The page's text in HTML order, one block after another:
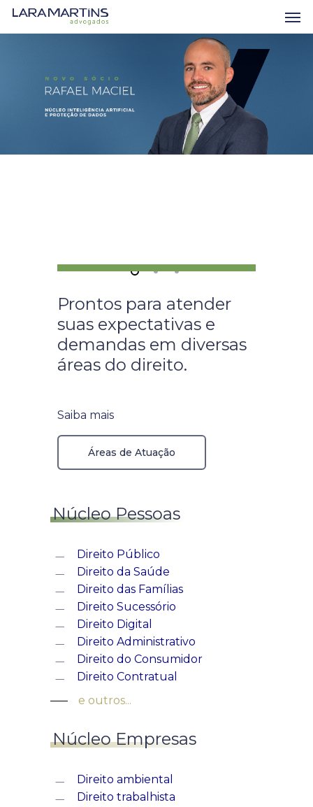
Skip
main
Prontos para atender
suas expectativas e
demandas em diversas
áreas do direito.
Saiba mais
Áreas de Atuação
Núcleo Pessoas
Direito Público
Direito da Saúde
Direito das Famílias
Direito Sucessório
Direito Digital
Direito Administrativo
Direito do Consumidor
Direito Contratual
e outros...
Núcleo Empresas
Direito ambiental
Direito trabalhista